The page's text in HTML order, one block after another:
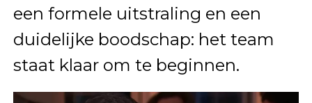
een formele uitstraling en een
duidelijke boodschap: het team
staat klaar om te beginnen.